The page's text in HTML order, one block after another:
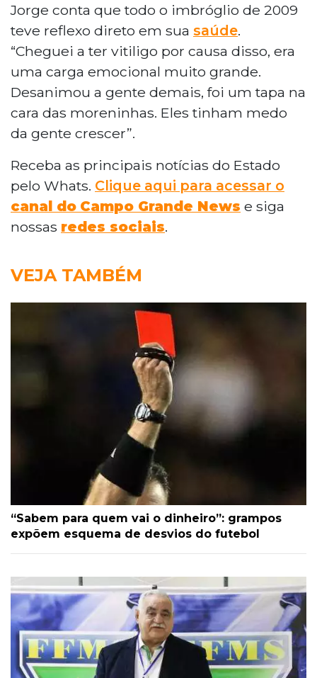
Jorge conta que todo o imbróglio de 2009
teve reflexo direto em sua saúde.
“Cheguei a ter vitiligo por causa disso, era
uma carga emocional muito grande.
Desanimou a gente demais, foi um tapa na
cara das moreninhas. Eles tinham medo
da gente crescer”.
Receba as principais notícias do Estado
pelo Whats. Clique aqui para acessar o
canal do Campo Grande News e siga
nossas redes sociais.
VEJA TAMBÉM
“Sabem para quem vai o dinheiro”: grampos
expõem esquema de desvios do futebol